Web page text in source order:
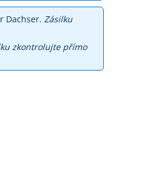
Dachser.Zásilku
zkontrolujte přímo